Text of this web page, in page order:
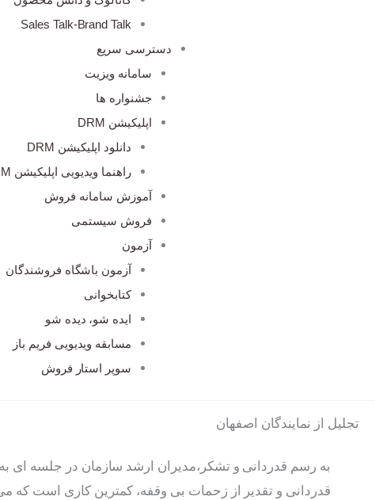
Sales Talk-Brand Talk
دسترسی سریع
سامانه ویزیت
جشنواره ها
اپلیکیشن DRM
دانلود اپلیکیشن DRM
راهنما ویدیویی اپلیکیشن DRM
آموزش سامانه فروش
فروش سیستمی
آزمون
آزمون باشگاه فروشندگان
کتابخوانی
ایده شو، دیده شو
مسابقه ویدیویی فریم باز
سوپر استار فروش
تجلیل از نمایندگان اصفهان
به رسم قدردانی و تشکر،مدیران ارشد سازمان در جلسه ای به
قدردانی و تقدیر از زحمات بی وقفه، کمترین کاری است که